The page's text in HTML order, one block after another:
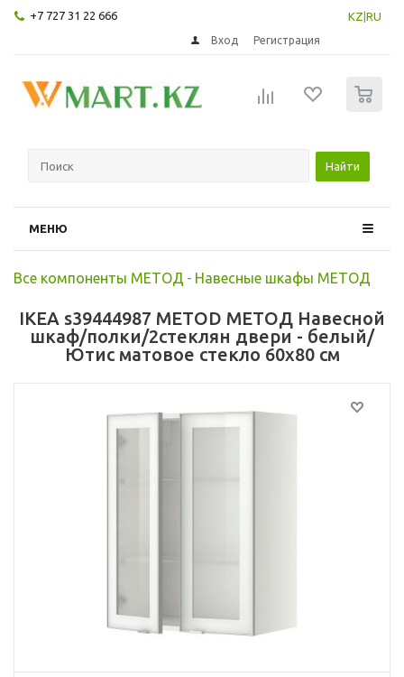
+7 727 31 22 666 KZ RU
Вход Регистрация
Найти
МЕНЮ
Все компоненты МЕТОД - Навесные шкафы МЕТОД
IKEA s39444987 METOD МЕТОД Навесной
шкаф/полки/2стеклян двери - белый/
Ютис матовое стекло 60x80 см